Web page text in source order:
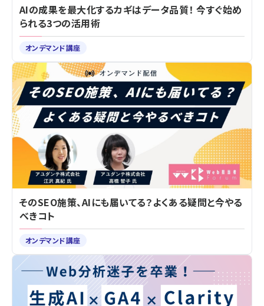
AIの成果を最大化するカギはデータ品質！ 今すぐ始め
られる3つの活用術
オンデマンド講座
そのSEO施策、AIにも届いてる？よくある疑問と今やる
べきコト
オンデマンド講座